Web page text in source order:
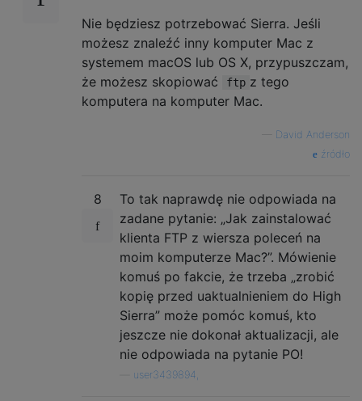
Nie będziesz potrzebować Sierra. Jeśli
możesz znaleźć inny komputer Mac z
systemem macOS lub OS X, przypuszczam,
że możesz skopiować
ftp z tego
komputera na komputer Mac.
David Anderson
źródło
8
To tak naprawdę nie odpowiada na
zadane pytanie: „Jak zainstalować
klienta FTP z wiersza poleceń na
moim komputerze Mac?”. Mówienie
komuś po fakcie, że trzeba „zrobić
kopię przed uaktualnieniem do High
Sierra” może pomóc komuś, kto
jeszcze nie dokonał aktualizacji, ale
nie odpowiada na pytanie PO!
user3439894,